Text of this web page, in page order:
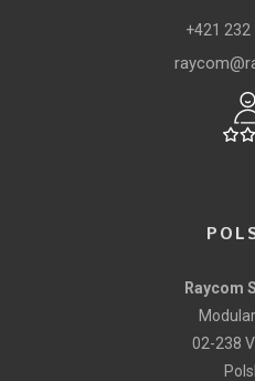
+421 232
Raycom
02-238